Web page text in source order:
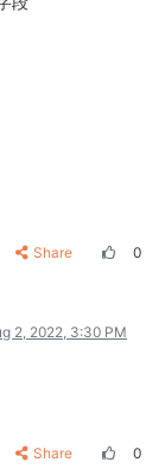
Share 0
2, 2022, 3:30 PM
Share 0